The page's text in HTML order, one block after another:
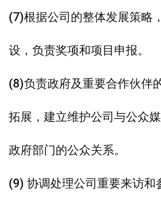
(7)根据公司的整体发展策略
设，负责奖项和项目申报。
(8)负责政府及重要合作伙伴
拓展，建立维护公司与公众媒
政府部门的公众关系。
(9) 协调处理公司重要来访和